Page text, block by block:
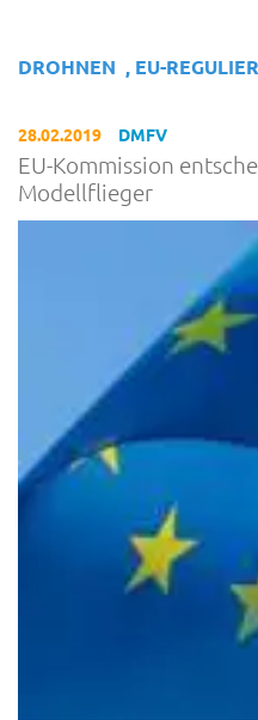
DROHNEN , EU-
28.02.2019 DMFV
EU-Kommission
Modellflieger